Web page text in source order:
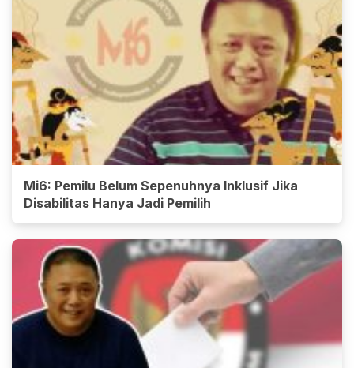
Mi6: Pemilu Belum Sepenuhnya Inklusif Jika
Disabilitas Hanya Jadi Pemilih